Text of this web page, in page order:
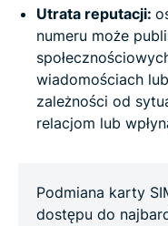
Utrata reputacji:
numeru może
wiadomościach
zależności od
relacjom lub
Podmiana karty
dostępu do